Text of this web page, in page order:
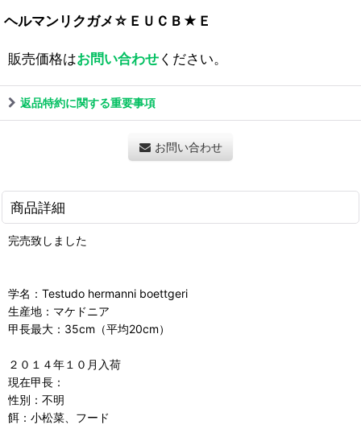
ヘルマンリクガメ☆ＥＵＣＢ★Ｅ
販売価格はお問い合わせください。
返品特約に関する重要事項
お問い合わせ
商品詳細
完売致しました
学名：Testudo hermanni boettgeri
生産地：マケドニア
甲長最大：35cm（平均20cm）
２０１４年１０月入荷
現在甲長：
性別：不明
餌：小松菜、フード